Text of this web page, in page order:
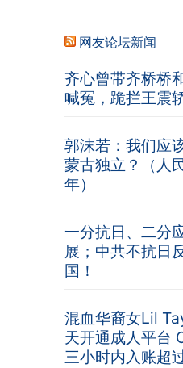
网友论坛新闻
齐心曾带齐桥桥
喊冤，跪拦王震
郭沫若：我们应
蒙古独立？（人
年）
一分抗日、二分
展；中共不抗日
国！
混血华裔女Lil
天开通成人平台
三小时内入账超